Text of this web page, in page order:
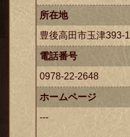
所在地
豊後高田市玉津393-1
電話番号
0978-22-2648
ホームページ
---